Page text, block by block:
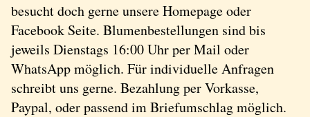
besucht doch gerne unsere Homepage oder
Facebook Seite. Blumenbestellungen sind bis
jeweils Dienstags 16:00 Uhr per Mail oder
WhatsApp möglich. Für individuelle Anfragen
schreibt uns gerne. Bezahlung per Vorkasse,
Paypal, oder passend im Briefumschlag möglich.